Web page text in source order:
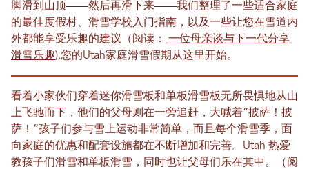
脚滑到山顶——然后再滑下来——我们整理了一些适合家庭
的最佳度假村、滑雪学校入门指南，以及一些让您在雪道内
外都能享受乐趣的建议（阅读： 一位母亲谈与下一代分享
滑雪乐趣).您的Utah家庭滑雪假期从这里开始。
看着小家伙们穿着迷你滑雪板和单板滑雪板无所畏惧地从山
上飞驰而下，他们的父母则在一旁追赶，大喊着“披萨！披
萨！”孩子们参与雪上运动非常简单，而且每个滑雪季，面
向家庭的优惠和配套设施都在不断增加和完善。Utah 热爱
教孩子们滑雪和单板滑雪，同时也让父母们乐在其中。（阅